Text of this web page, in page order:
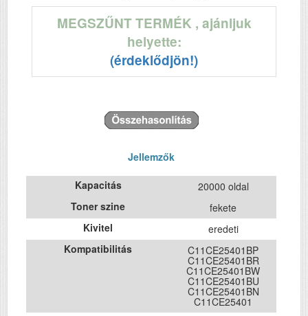
MEGSZŰNT TERMÉK , ajánljuk
helyette:
(érdeklődjön!)
Jellemzők
Kapacitás
20000 oldal
Toner szine
fekete
Kivitel
eredeti
Kompatibilitás
C11CE25401BP
C11CE25401BR
C11CE25401BW
C11CE25401BU
C11CE25401BN
C11CE25401